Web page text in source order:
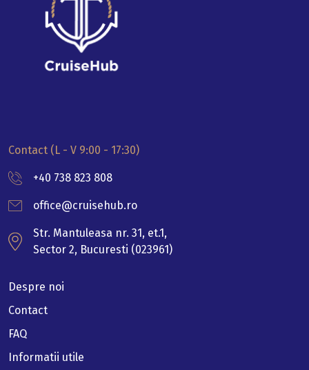
Contact (L - V 9:00 - 17:30)
+40 738 823 808
office@cruisehub.ro
Str. Mantuleasa nr. 31, et.1,
Sector 2, Bucuresti (023961)
Despre noi
Contact
FAQ
Informatii utile